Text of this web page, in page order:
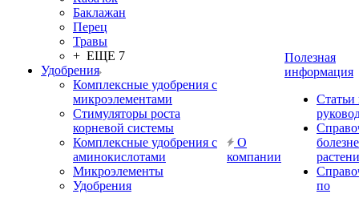
Баклажан
Перец
Травы
+ ЕЩЕ 7
Удобрения
Комплексные удобрения с
микроэлементами
Стимуляторы роста
корневой системы
Комплексные удобрения с
аминокислотами
Микроэлементы
Удобрения
О
компании
Полезная
информация
Статьи
по